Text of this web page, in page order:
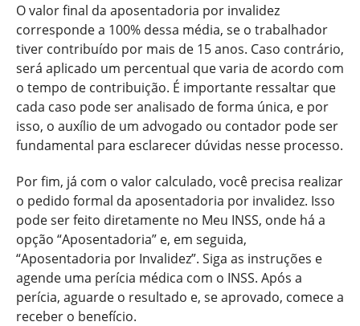
O valor final da aposentadoria por invalidez
corresponde a 100% dessa média, se o trabalhador
tiver contribuído por mais de 15 anos. Caso contrário,
será aplicado um percentual que varia de acordo com
o tempo de contribuição. É importante ressaltar que
cada caso pode ser analisado de forma única, e por
isso, o auxílio de um advogado ou contador pode ser
fundamental para esclarecer dúvidas nesse processo.
Por fim, já com o valor calculado, você precisa realizar
o pedido formal da aposentadoria por invalidez. Isso
pode ser feito diretamente no Meu INSS, onde há a
opção “Aposentadoria” e, em seguida,
“Aposentadoria por Invalidez”. Siga as instruções e
agende uma perícia médica com o INSS. Após a
perícia, aguarde o resultado e, se aprovado, comece a
receber o benefício.